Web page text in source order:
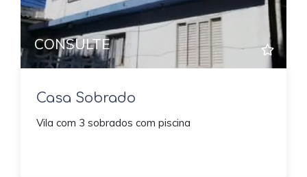
CONSULTE
Casa Sobrado
Vila com 3 sobrados com piscina